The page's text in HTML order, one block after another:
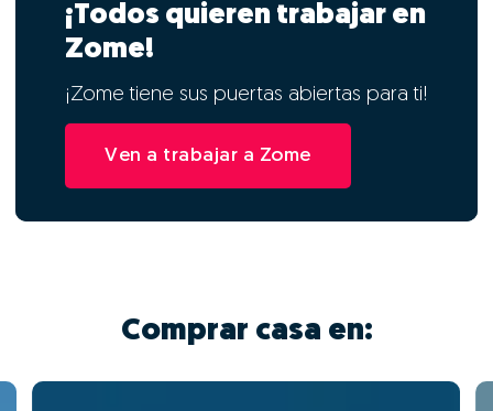
¡Todos quieren trabajar en
Zome!
¡Zome tiene sus puertas abiertas para ti!
Ven a trabajar a Zome
Comprar casa en: